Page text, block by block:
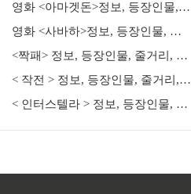
영화 <아마겟돈>정보, 등장인물, 줄거리, 감상평 및 후기
영화 <사바하>정보, 등장인물, 줄거리, 감상평 및 후기
<짝패> 정보, 등장인물, 줄거리, 감상평 및 후기
< 작전 > 정보, 등장인물, 줄거리, 후기
< 인터스텔라 > 정보, 등장인물, 줄거리, 후기